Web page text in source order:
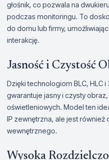
głośnik, co pozwala na
podczas monitoringu. To
do domu lub firmy,
interakcję.
Jasność i Czystość
Dzięki technologiom BLC, HLC i
gwarantuje jasny i czysty
oświetleniowych. Model ten
IP zewnętrzna, ale jest również
wewnętrznego.
Wysoka